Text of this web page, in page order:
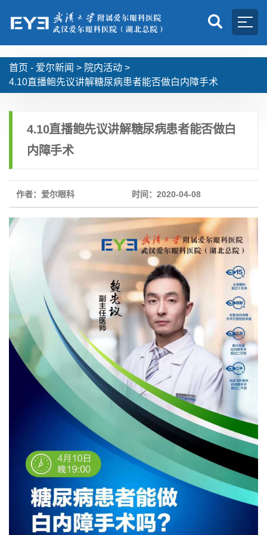
首页 - 爱尔新闻 > 院内活动 >
4.10直播鲍先议讲解糖尿病患者能否做白内障手术
4.10直播鲍先议讲解糖尿病患者能否做白
内障手术
作者：爱尔眼科 时间：2020-04-08